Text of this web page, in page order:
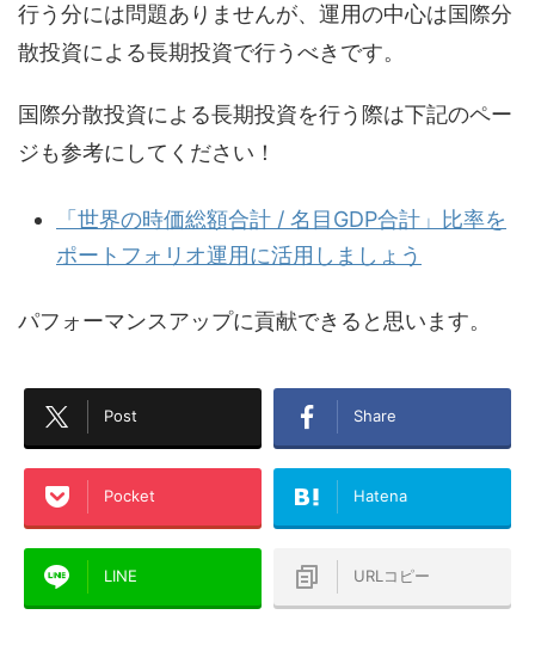
行う分には問題ありませんが、運用の中心は国際分
散投資による長期投資で行うべきです。
国際分散投資による長期投資を行う際は下記のペー
ジも参考にしてください！
「世界の時価総額合計 / 名目GDP合計」比率を
ポートフォリオ運用に活用しましょう
パフォーマンスアップに貢献できると思います。
Post Share
Pocket Hatena
LINE URLコピー